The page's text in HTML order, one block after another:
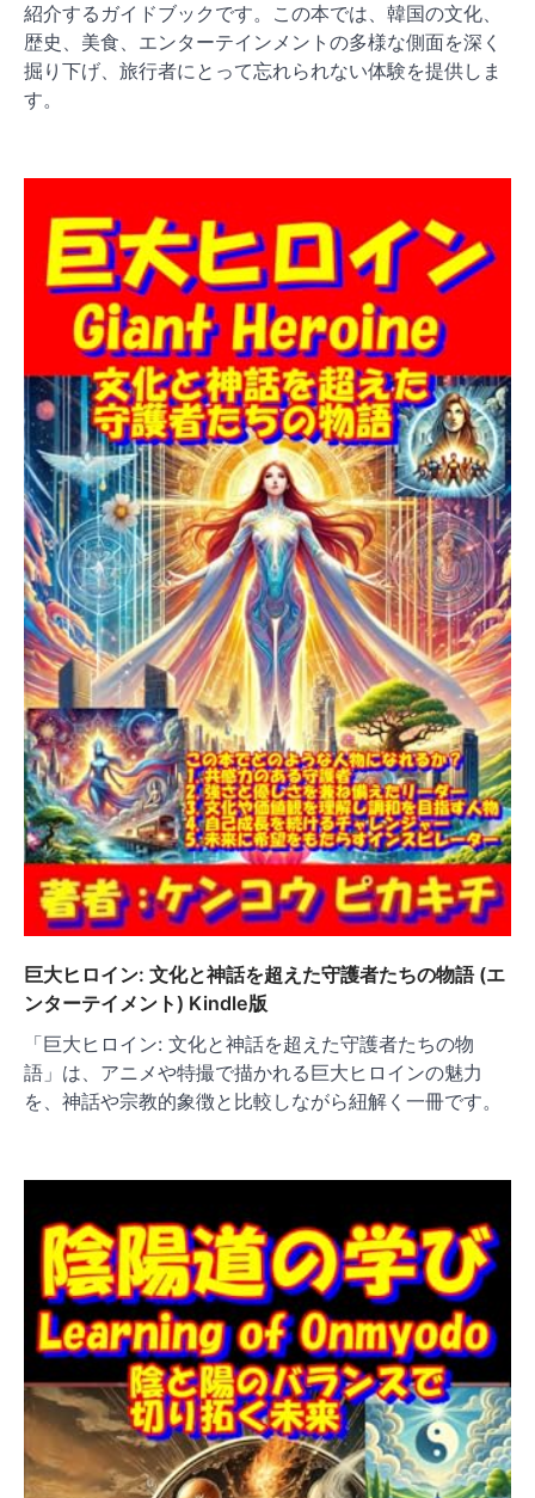
紹介するガイドブックです。この本では、韓国の文化、
歴史、美食、エンターテインメントの多様な側面を深く
掘り下げ、旅行者にとって忘れられない体験を提供しま
す。
巨大ヒロイン: 文化と神話を超えた守護者たちの物語 (エ
ンターテイメント) Kindle版
「巨大ヒロイン: 文化と神話を超えた守護者たちの物
語」は、アニメや特撮で描かれる巨大ヒロインの魅力
を、神話や宗教的象徴と比較しながら紐解く一冊です。